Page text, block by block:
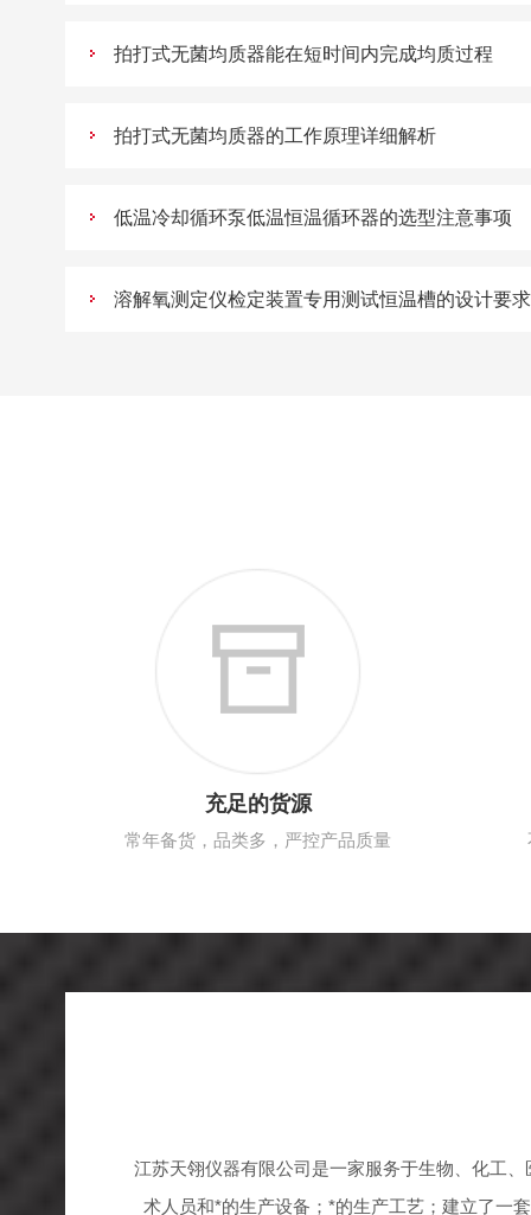
拍打式无菌均质器能在短时间内完成均质过程
拍打式无菌均质器的工作原理详细解析
低温冷却循环泵低温恒温循环器的选型注意事项
溶解氧测定仪检定装置专用测试恒温槽的设计要求
充足的货源
常年备货，品类多，严控产品质量
江苏天翎仪器有限公司是一家服务于生物、化工
术人员和*的生产设备；*的生产工艺；建立了一